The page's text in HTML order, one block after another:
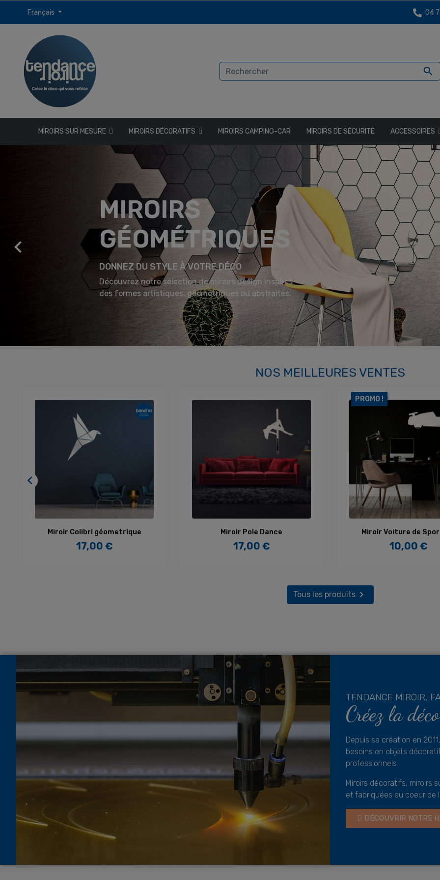
Français 04

MIROIRS SUR MESURE MIROIRS DÉCORATIFS MIROIRS CAMPING-CAR MIROIRS DE SÉCURITÉ ACCESSOIRES

MIROIRS
GÉOMÉTRIQUES
DONNEZ DU STYLE À VOTRE DÉCO
Découvrez notre sélection de miroirs design inspirés
des formes artistiques, géométriques ou abstraites.
NOS MEILLEURES VENTES

AJOUTER AU PANIER
Miroir Colibri géometrique
Prix
17,00 €
AJOUTER AU PANIER
Miroir Pole Dance
Prix
17,00 €
AJOUTER AU
Miroir Voiture de
Prix
10,00 €
PROMO !
Tous les produits
TENDANCE MIROIR,
Créez la
Depuis sa création en
besoins en objets
professionnels.
Miroirs décoratifs, miroirs
et fabriquées au coeur de
DÉCOUVRIR NOTRE